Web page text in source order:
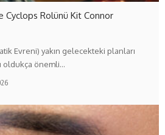
Cyclops Rolünü Kit Connor
Evreni) yakın gelecekteki planları
oldukça önemli…